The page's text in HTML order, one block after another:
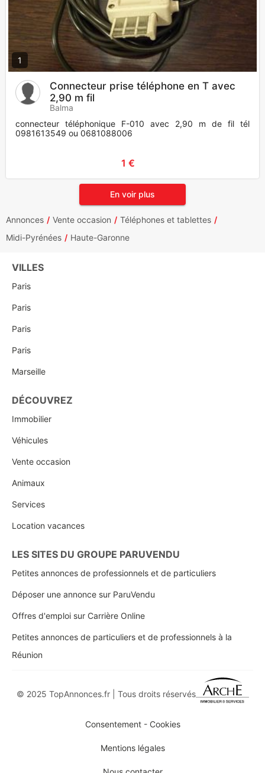
1
Connecteur prise téléphone en T avec
2,90 m fil
Balma
connecteur téléphonique F-010 avec 2,90 m de fil tél
0981613549 ou 0681088006
1 €
En voir plus
Annonces Vente occasion
Téléphones et tablettes
Midi-Pyrénées
Haute-Garonne
VILLES
Paris
Paris
Paris
Paris
Marseille
DÉCOUVREZ
Immobilier
Véhicules
Vente occasion
Animaux
Services
Location vacances
LES SITES DU GROUPE PARUVENDU
Petites annonces de professionnels et de particuliers
Déposer une annonce sur ParuVendu
Offres d'emploi sur Carrière Online
Petites annonces de particuliers et de professionnels à la
Réunion
© 2025 TopAnnonces.fr | Tous droits réservés
Consentement - Cookies
Mentions légales